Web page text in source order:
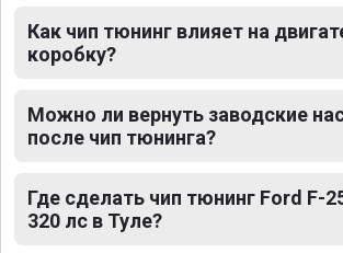
Как чип тюнинг влияет на
коробку?
Можно ли вернуть заводские
после чип тюнинга?
Где сделать чип тюнинг Ford F-
320 лс в Туле?